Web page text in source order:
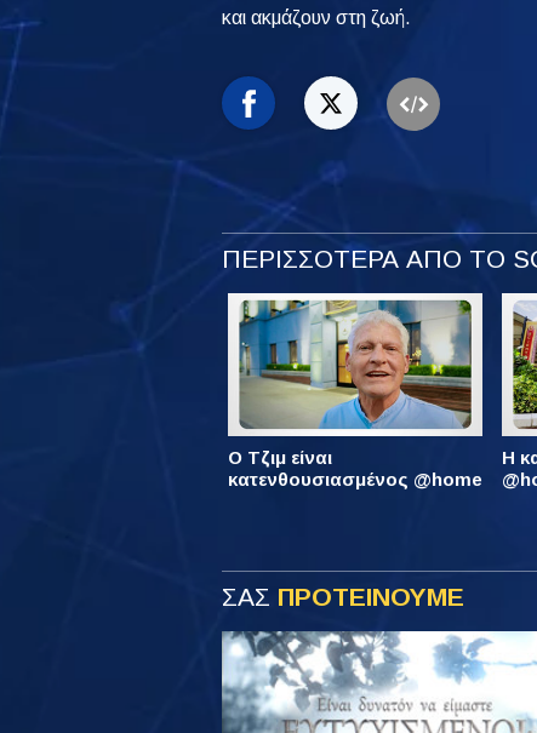
και ακμάζουν στη ζωή.
ΠΕΡΙΣΣΟΤΕΡΑ ΑΠΟ ΤΟ
Ο Τζιμ είναι
κατενθουσιασμένος @home
Η
ΣΑΣ ΠΡΟΤΕΙΝΟΥΜΕ